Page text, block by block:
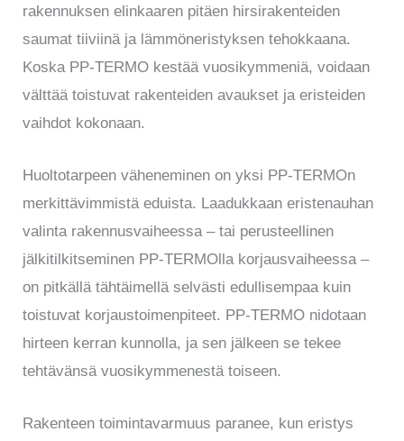
rakennuksen elinkaaren pitäen hirsirakenteiden
saumat tiiviinä ja lämmöneristyksen tehokkaana.
Koska PP-TERMO kestää vuosikymmeniä, voidaan
välttää toistuvat rakenteiden avaukset ja eristeiden
vaihdot kokonaan.
Huoltotarpeen väheneminen on yksi PP-TERMOn
merkittävimmistä eduista. Laadukkaan eristenauhan
valinta rakennusvaiheessa – tai perusteellinen
jälkitilkitseminen PP-TERMOlla korjausvaiheessa –
on pitkällä tähtäimellä selvästi edullisempaa kuin
toistuvat korjaustoimenpiteet. PP-TERMO nidotaan
hirteen kerran kunnolla, ja sen jälkeen se tekee
tehtävänsä vuosikymmenestä toiseen.
Rakenteen toimintavarmuus paranee, kun eristys